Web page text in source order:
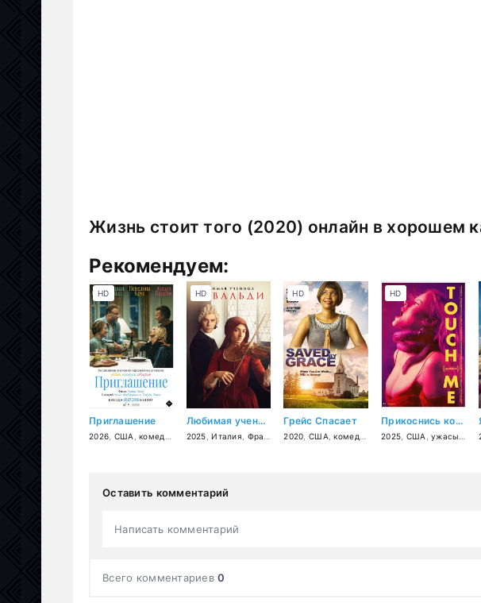
Жизнь стоит того (2020) онлайн в хорошем
Рекомендуем:
Приглашение
2026 США ,комедия
HD
Любимая ученица Вивальди
2025 ,Италия Франция ,драма,биография музыка
HD
Грейс Спасает
2020 США ,комедия
HD
Прикоснись ко мне
2025 США ,ужасы
HD
Оставить комментарий
Написать комментарий
Всего комментариев0